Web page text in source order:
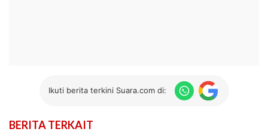
Ikuti berita terkini Suara.com di:
BERITA TERKAIT